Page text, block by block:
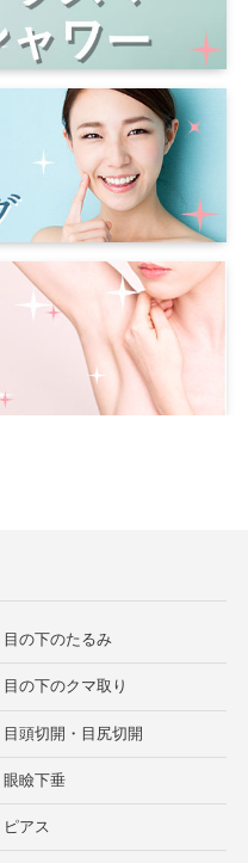
目の下のたるみ
目の下のクマ取り
目頭切開・目尻切開
眼瞼下垂
ピアス